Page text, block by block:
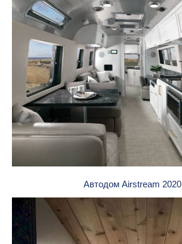
Автодом Airstream 2020